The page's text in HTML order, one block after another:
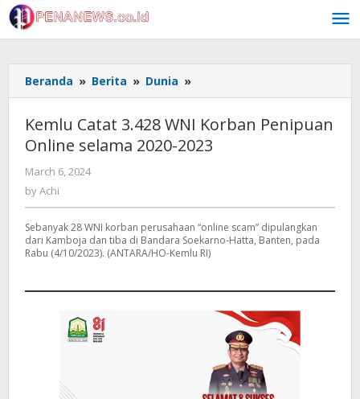
Skip
to
content
Beranda » Berita » Dunia »
Catat
WNI
Korban
2023
Kemlu Catat 3.428 WNI Korban Penipuan
Online selama 2020-2023
March 6, 2024
byAchi
Sebanyak 28 WNI korban perusahaan “online scam” dipulangkan
dari Kamboja dan tiba di Bandara Soekarno-Hatta, Banten, pada
Rabu (4/10/2023). (ANTARA/HO-Kemlu RI)